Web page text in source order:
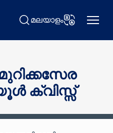
തിരയുക Learning on TAP
മലയാളംഭാഷ മാറ്റുക
ക്വിസ്സ്